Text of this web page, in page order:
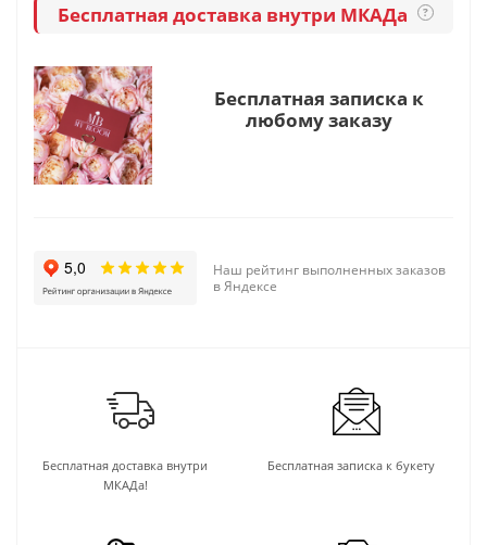
Бесплатная доставка внутри МКАДа ?
Бесплатная записка к
любому заказу
Наш рейтинг выполненных заказов
в Яндексе
Бесплатная доставка внутри
МКАДа!
Бесплатная записка к букету